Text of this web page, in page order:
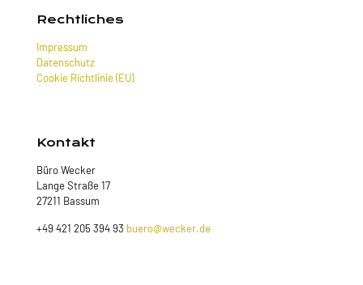
Rechtliches
Impressum
Datenschutz
Cookie Richtlinie (EU)
Kontakt
Büro Wecker
Lange Straße 17
27211 Bassum
+49 421 205 394 93 buero@wecker.de